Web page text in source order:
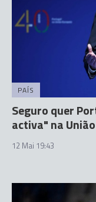
PAÍS
Seguro quer
activa" na
12 Mai 19:43